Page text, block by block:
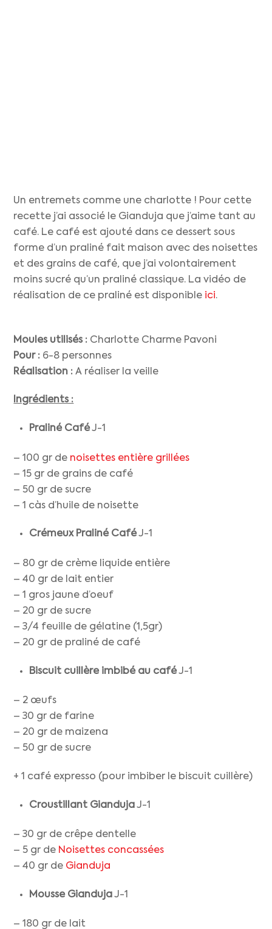
Un entremets comme une charlotte ! Pour cette
recette j’ai associé le Gianduja que j’aime tant au
café. Le café est ajouté dans ce dessert sous
forme d’un praliné fait maison avec des noisettes
et des grains de café, que j’ai volontairement
moins sucré qu’un praliné classique. La vidéo de
réalisation de ce praliné est disponible ici.
Moules utilisés : Charlotte Charme Pavoni
Pour : 6-8 personnes
Réalisation : A réaliser la veille
Ingrédients :
Praliné CaféJ-1
– 100 gr de noisettes entière grillées
– 15 gr de grains de café
– 50 gr de sucre
– 1 càs d’huile de noisette
Crémeux Praliné CaféJ-1
– 80 gr de crème liquide entière
– 40 gr de lait entier
– 1 gros jaune d’oeuf
– 20 gr de sucre
– 3/4 feuille de gélatine (1,5gr)
– 20 gr de praliné de café
Biscuit cuillère imbibé au caféJ-1
– 2 œufs
– 30 gr de farine
– 20 gr de maizena
– 50 gr de sucre
+ 1 café expresso (pour imbiber le biscuit cuillère)
Croustillant GiandujaJ-1
– 30 gr de crêpe dentelle
– 5 gr de Noisettes concassées
– 40 gr de Gianduja
Mousse GiandujaJ-1
– 180 gr de lait